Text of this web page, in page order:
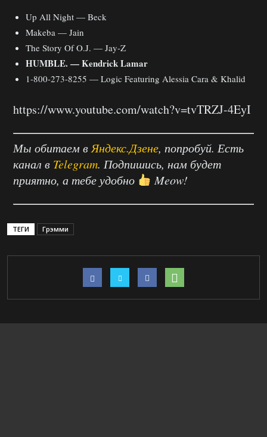
Up All Night — Beck
Makeba — Jain
The Story Of O.J. — Jay-Z
HUMBLE. — Kendrick Lamar
1-800-273-8255 — Logic Featuring Alessia Cara & Khalid
https://www.youtube.com/watch?v=tvTRZJ-4EyI
Мы обитаем в Яндекс.Дзене, попробуй. Есть
канал в Telegram. Подпишись, нам будет
приятно, а тебе удобно
Meow!
ТЕГИ Грэмми